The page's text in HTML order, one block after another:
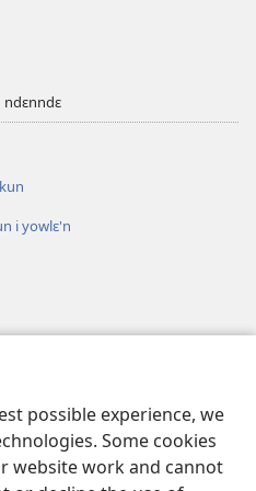
possible experience, we
Some cookies
website work and cannot
i yowlɛ'n
Watchtower™